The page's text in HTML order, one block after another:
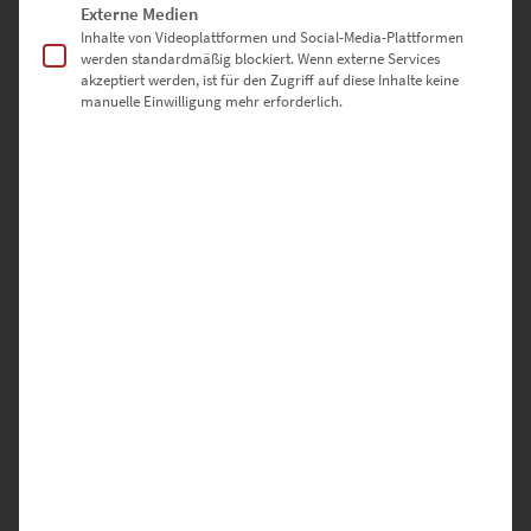
Bewertungen
Es gibt noch keine Bewertungen.
Externe Medien
Inhalte von Videoplattformen und Social-Media-Plattformen
werden standardmäßig blockiert. Wenn externe Services
akzeptiert werden, ist für den Zugriff auf diese Inhalte keine
manuelle Einwilligung mehr erforderlich.